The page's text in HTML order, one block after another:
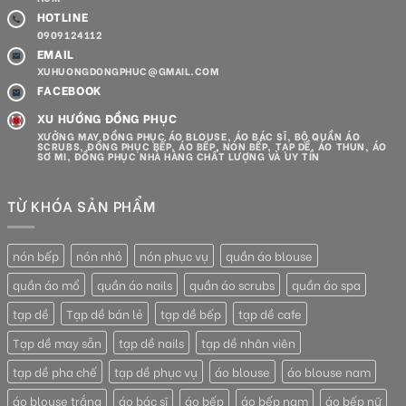
HOTLINE
0909124112
EMAIL
XUHUONGDONGPHUC@GMAIL.COM
FACEBOOK
XU HƯỚNG ĐỒNG PHỤC
XƯỞNG MAY ĐỒNG PHỤC ÁO BLOUSE, ÁO BÁC SĨ, BỘ QUẦN ÁO
SCRUBS, ĐỒNG PHỤC BẾP, ÁO BẾP, NÓN BẾP, TẠP DỀ, ÁO THUN, ÁO
SƠ MI, ĐỒNG PHỤC NHÀ HÀNG CHẤT LƯỢNG VÀ UY TÍN
TỪ KHÓA SẢN PHẨM
nón bếp nón nhỏ nón phục vụ
quần áo blouse
quần áo mổ
quần áo nails quần áo scrubs
quần áo spa
tạp dề
Tạp dề bán lẻ tạp dề bếp
tạp dề cafe
Tạp dề may sẵn
tạp dề nails
tạp dề nhân viên
tạp dề pha chế
tạp dề phục vụ áo blouse
áo blouse nam
áo blouse trắng
áo bác sĩ áo bếp áo bếp nam áo bếp nữ